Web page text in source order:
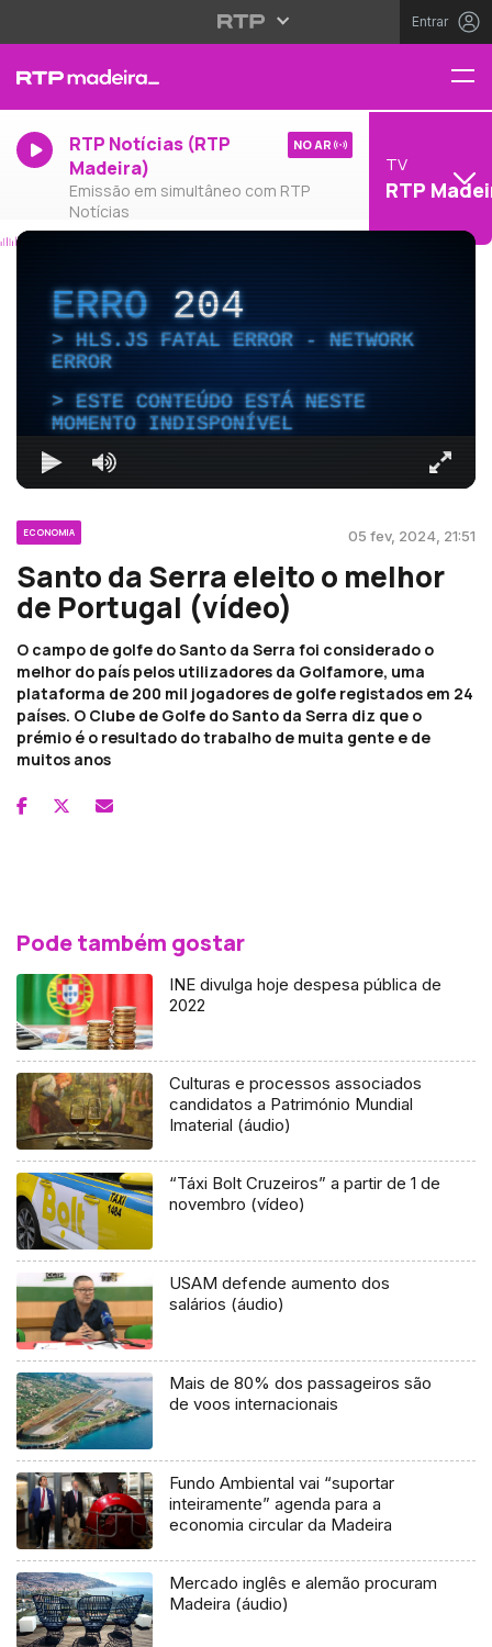
Entrar
RTP Notícias (RTP
Madeira)
Emissão em simultâneo com RTP
Notícias
NO AR
TV
RTP
ERRO204
HLS.JS FATAL ERROR - NETWORK
ERROR
ESTE CONTEÚDO ESTÁ NESTE
MOMENTO INDISPONÍVEL
ECONOMIA 05 fev, 2024, 21:51
Santo da Serra eleito o melhor
de Portugal (vídeo)
O campo de golfe do Santo da Serra foi considerado o
melhor do país pelos utilizadores da Golfamore, uma
plataforma de 200 mil jogadores de golfe registados em 24
países. O Clube de Golfe do Santo da Serra diz que o
prémio é o resultado do trabalho de muita gente e de
muitos anos
Pode também gostar
INE divulga hoje despesa pública de
2022
Culturas e processos associados
candidatos a Património Mundial
Imaterial (áudio)
“Táxi Bolt Cruzeiros” a partir de 1 de
novembro (vídeo)
USAM defende aumento dos
salários (áudio)
Mais de 80% dos passageiros são
de voos internacionais
Fundo Ambiental vai “suportar
inteiramente” agenda para a
economia circular da Madeira
Mercado inglês e alemão procuram
Madeira (áudio)